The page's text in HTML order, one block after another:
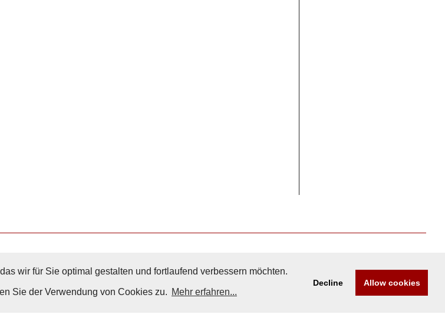
wir für Sie optimal gestalten und fortlaufend verbessern möchten.
Sie der Verwendung von Cookies zu. Mehr erfahren...
Decline Allow cookies
Nach Oben